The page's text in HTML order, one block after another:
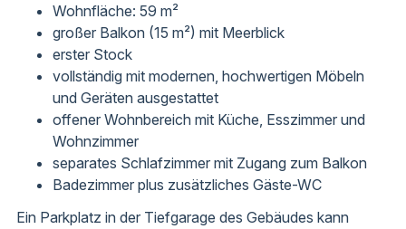
Wohnfläche: 59 m²
großer Balkon (15 m²) mit Meerblick
erster Stock
vollständig mit modernen, hochwertigen Möbeln
und Geräten ausgestattet
offener Wohnbereich mit Küche, Esszimmer und
Wohnzimmer
separates Schlafzimmer mit Zugang zum Balkon
Badezimmer plus zusätzliches Gäste-WC
Ein Parkplatz in der Tiefgarage des Gebäudes kann